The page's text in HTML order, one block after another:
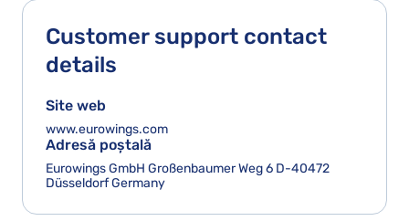
Customer support contact
details
Site web
www.eurowings.com
Adresă poștală
Eurowings GmbH Großenbaumer Weg 6 D-40472
Düsseldorf Germany